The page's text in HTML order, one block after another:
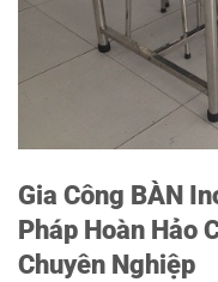
Gia Công BÀN
Pháp Hoàn Hảo
Chuyên Nghiệp